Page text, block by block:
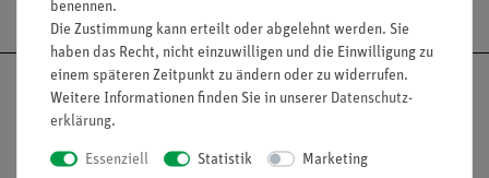
Nach oben
benennen.
Die Zustimmung kann erteilt oder abgelehnt werden. Sie
haben das Recht, nicht einzuwilligen und die Einwilligung zu
einem späteren Zeitpunkt zu ändern oder zu widerrufen.
Weitere Informationen finden Sie in unserer Daten­schutz­
erklärung.
Essenziell Statistik Marketing